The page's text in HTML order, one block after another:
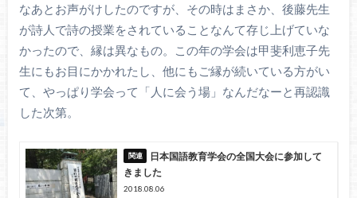
なあとお声がけしたのですが、その時はまさか、後藤先生
が詩人で詩の授業をされていることなんて存じ上げていな
かったので、縁は異なもの。この年の学会は甲斐利恵子先
生にもお目にかかれたし、他にもご縁が続いている方がい
て、やっぱり学会って「人に会う場」なんだなーと再認識
した次第。
日本国語教育学会の全国大会に参加して
きました
2018.08.06